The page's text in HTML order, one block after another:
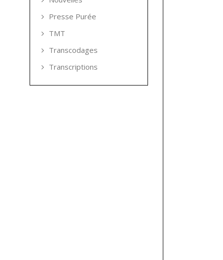
Presse Purée
TMT
Transcodages
Transcriptions